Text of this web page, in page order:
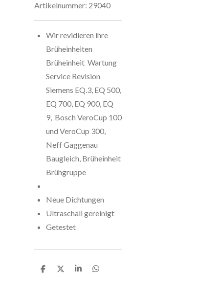
Artikelnummer: 29040
Wir revidieren ihre
Brüheinheiten
Brüheinheit Wartung
Service Revision
Siemens EQ.3, EQ 500,
EQ 700, EQ 900, EQ
9, Bosch VeroCup 100
und VeroCup 300,
Neff Gaggenau
Baugleich, Brüheinheit
Brühgruppe
Neue Dichtungen
Ultraschall gereinigt
Getestet
T
T
T
T